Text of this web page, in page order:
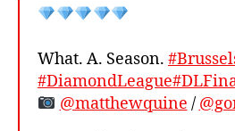
What. A. Season.
#DiamondLeague
@matthewquine /